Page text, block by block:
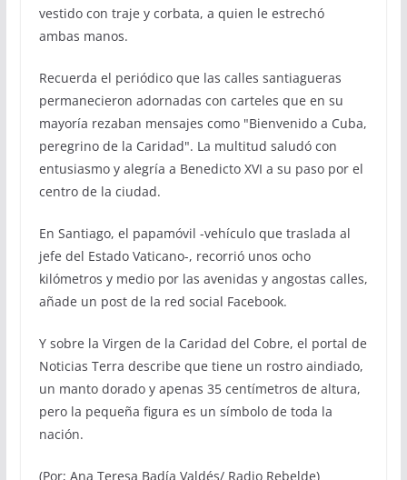
vestido con traje y corbata, a quien le estrechó
ambas manos.
Recuerda el periódico que las calles santiagueras
permanecieron adornadas con carteles que en su
mayoría rezaban mensajes como "Bienvenido a Cuba,
peregrino de la Caridad". La multitud saludó con
entusiasmo y alegría a Benedicto XVI a su paso por el
centro de la ciudad.
En Santiago, el papamóvil -vehículo que traslada al
jefe del Estado Vaticano-, recorrió unos ocho
kilómetros y medio por las avenidas y angostas calles,
añade un post de la red social Facebook.
Y sobre la Virgen de la Caridad del Cobre, el portal de
Noticias Terra describe que tiene un rostro aindiado,
un manto dorado y apenas 35 centímetros de altura,
pero la pequeña figura es un símbolo de toda la
nación.
(Por; Ana Teresa Badía Valdés/ Radio Rebelde)